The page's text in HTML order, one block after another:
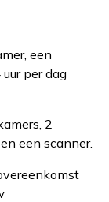
een
per dag
2
een scanner.